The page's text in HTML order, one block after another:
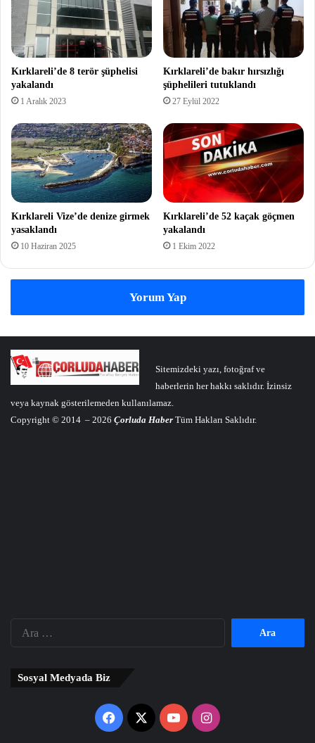
Kırklareli’de 8 terör şüphelisi
yakalandı
1 Aralık 2023
Kırklareli’de bakır hırsızlığı
şüphelileri tutuklandı
27 Eylül 2022
Kırklareli Vize’de denize girmek
yasaklandı
10 Haziran 2025
Kırklareli’de 52 kaçak göçmen
yakalandı
1 Ekim 2022
Yorum Yap
Sitemizdeki yazı, fotoğraf ve
haberlerin her hakkı saklıdır. İzinsiz
veya kaynak gösterilemeden kullanılamaz.
Copyright © 2014 – 2026 Çorluda Haber Tüm Hakları Saklıdır.
Sosyal Medyada Biz
Facebook
X YouTubeInstagram